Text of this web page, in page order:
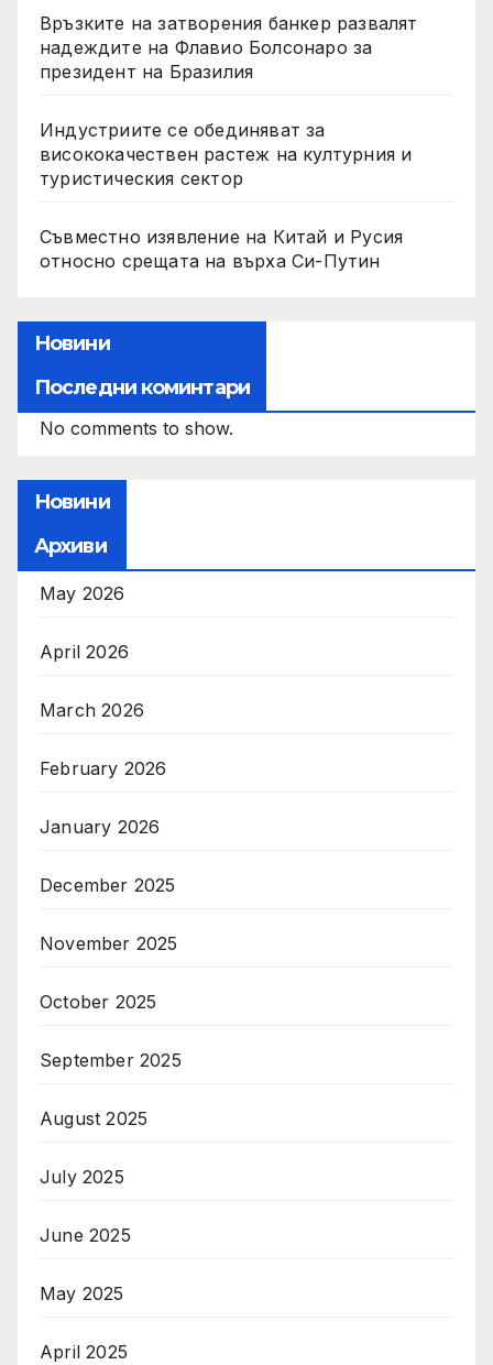
Връзките на затворения банкер развалят
надеждите на Флавио Болсонаро за
президент на Бразилия
Индустриите се обединяват за
висококачествен растеж на културния и
туристическия сектор
Съвместно изявление на Китай и Русия
относно срещата на върха Си-Путин
Новини
Последни коминтари
No comments to show.
Новини
Архиви
May 2026
April 2026
March 2026
February 2026
January 2026
December 2025
November 2025
October 2025
September 2025
August 2025
July 2025
June 2025
May 2025
April 2025